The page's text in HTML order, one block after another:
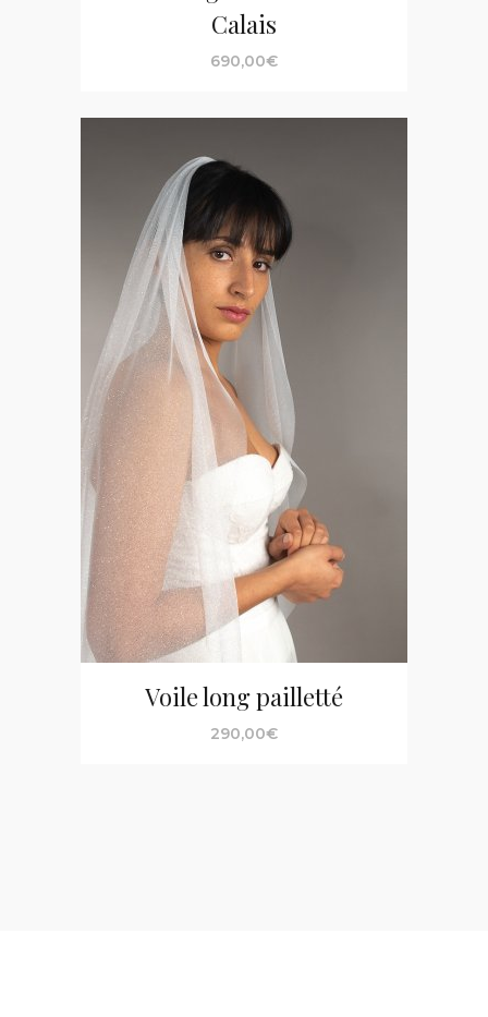
Calais
690,00€
Voile long pailletté
290,00€